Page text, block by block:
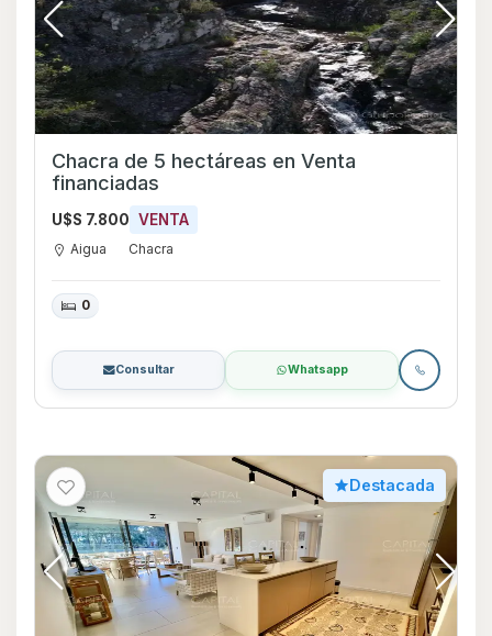
Chacra de 5 hectáreas en Venta
financiadas
U$S 7.800 VENTA
Aigua Chacra
0
Consultar Whatsapp
Destacada